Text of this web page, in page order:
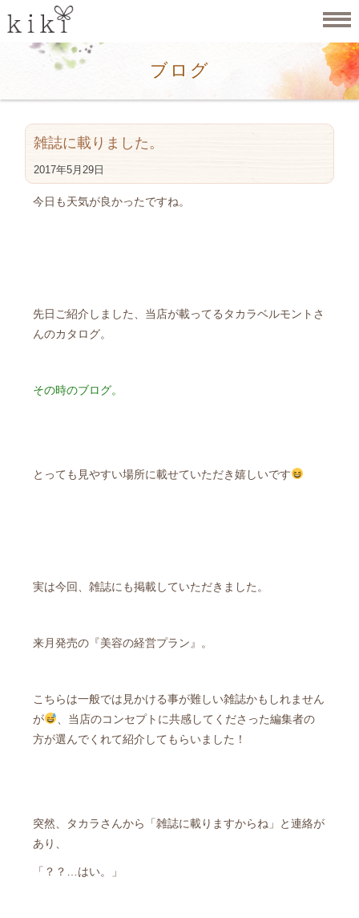
ブログ
雑誌に載りました。
2017年5月29日
今日も天気が良かったですね。
先日ご紹介しました、当店が載ってるタカラベルモントさ
んのカタログ。
その時のブログ。
とっても見やすい場所に載せていただき嬉しいです
実は今回、雑誌にも掲載していただきました。
来月発売の『美容の経営プラン』。
こちらは一般では見かける事が難しい雑誌かもしれません
が
、当店のコンセプトに共感してくださった編集者の
方が選んでくれて紹介してもらいました！
突然、タカラさんから「雑誌に載りますからね」と連絡が
あり、
「？？…はい。」